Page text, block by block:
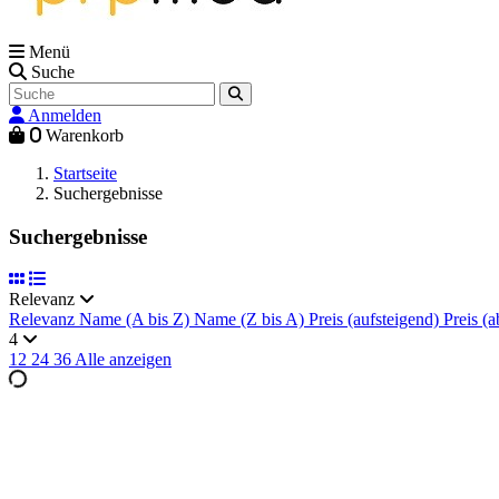
Menü
Suche
Anmelden
0 Warenkorb
Startseite
Suchergebnisse
Suchergebnisse
Relevanz
Relevanz Name (A bis Z) Name (Z bis A) Preis (aufsteigend) Preis
4
12 24 36Alle anzeigen